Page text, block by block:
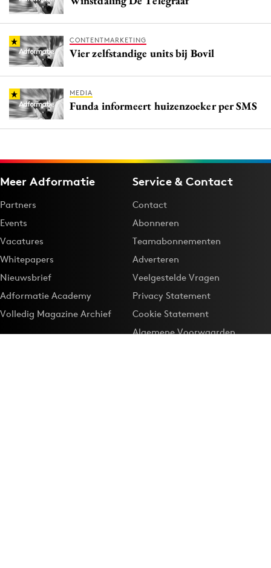
CONTENTMARKETING
Vier zelfstandige units bij Bovil
MEDIA
Funda informeert huizenzoeker per SMS
Meer Adformatie
Partners
Events
Vacatures
Whitepapers
Nieuwsbrief
Adformatie Academy
Volledig Magazine Archief
Service & Contact
Contact
Abonneren
Teamabonnementen
Adverteren
Veelgestelde Vragen
Privacy Statement
Cookie Statement
Algemene Voorwaarden